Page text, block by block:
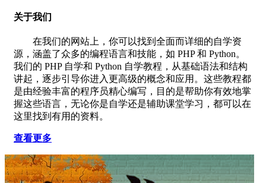
关于我们
在我们的网站上，你可以找到全面而详细的自学资
源，涵盖了众多的编程语言和技能，如 PHP 和 Python。
我们的 PHP 自学和 Python 自学教程，从基础语法和结构
讲起，逐步引导你进入更高级的概念和应用。这些教程都
是由经验丰富的程序员精心编写，目的是帮助你有效地掌
握这些语言，无论你是自学还是辅助课堂学习，都可以在
这里找到有用的资料。
查看更多